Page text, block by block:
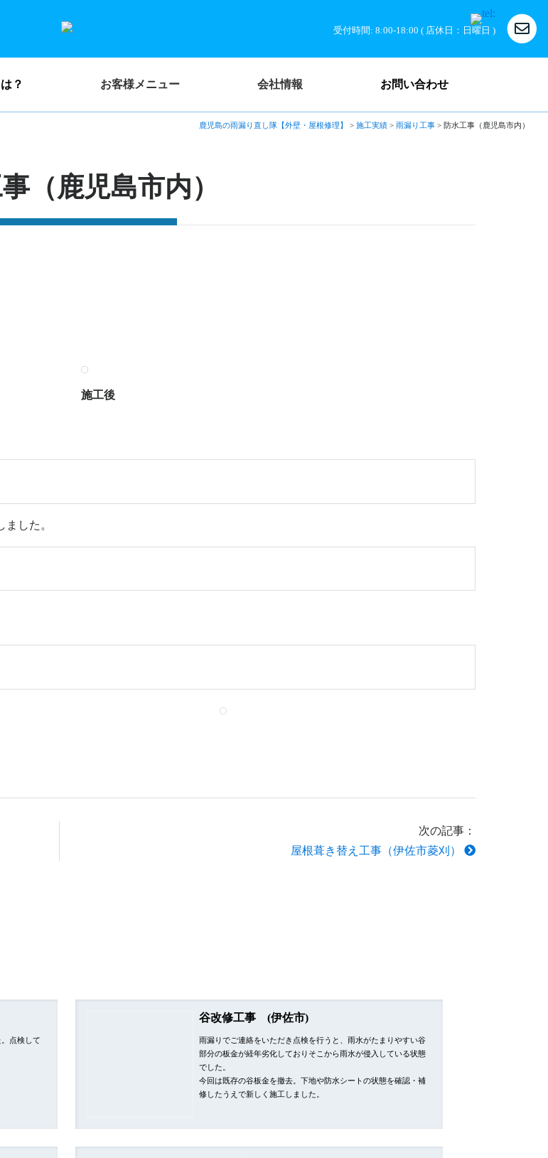
受付時間: 8:00-18:00 ( 店休日：日曜日 )
？ お客様メニュー 会社情報 お問い合わせ
鹿児島の雨漏り直し隊【外壁・屋根修理】 >施工実績 >雨漏り工事 >防水工事（鹿児島市内）
（鹿児島市内）
施工後
した。
次の記事：
屋根葺き替え工事（伊佐市菱刈）
点検して
谷改修工事 (伊佐市)
雨漏りでご連絡をいただき点検を行うと、雨水がたまりやすい谷
部分の板金が経年劣化しておりそこから雨水が侵入している状態
でした。
今回は既存の谷板金を撤去。下地や防水シートの状態を確認・補
修したうえで新しく施工しました。